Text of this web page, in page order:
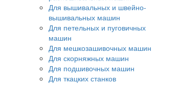
Для вышивальных и швейно-
вышивальных машин
Для петельных и пуговичных
машин
Для мешкозашивочных машин
Для скорняжных машин
Для подшивочных машин
Для ткацких станков